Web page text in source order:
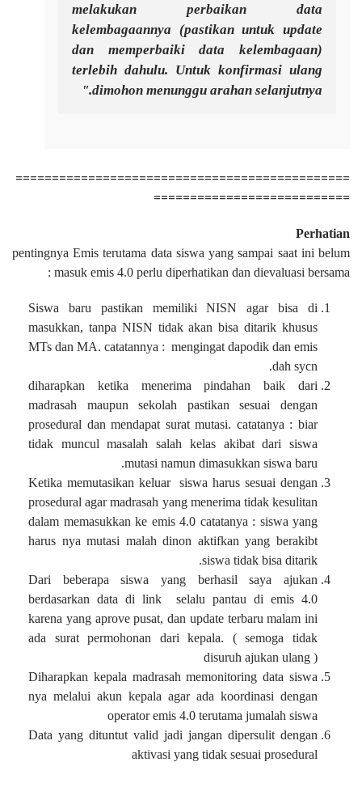
melakukan perbaikan data
kelembagaannya (pastikan untuk update
dan memperbaiki data kelembagaan)
terlebih dahulu. Untuk konfirmasi ulang
dimohon menunggu arahan selanjutnya."
==============================================
===========================
Perhatian
pentingnya Emis terutama data siswa yang sampai saat ini belum
masuk emis 4.0 perlu diperhatikan dan dievaluasi bersama :
Siswa baru pastikan memiliki NISN agar bisa di
masukkan, tanpa NISN tidak akan bisa ditarik khusus
MTs dan MA. catatannya : mengingat dapodik dan emis
dah sycn.
diharapkan ketika menerima pindahan baik dari
madrasah maupun sekolah pastikan sesuai dengan
prosedural dan mendapat surat mutasi. catatanya : biar
tidak muncul masalah salah kelas akibat dari siswa
mutasi namun dimasukkan siswa baru.
Ketika memutasikan keluar siswa harus sesuai dengan
prosedural agar madrasah yang menerima tidak kesulitan
dalam memasukkan ke emis 4.0 catatanya : siswa yang
harus nya mutasi malah dinon aktifkan yang berakibt
siswa tidak bisa ditarik.
Dari beberapa siswa yang berhasil saya ajukan
berdasarkan data di link selalu pantau di emis 4.0
karena yang aprove pusat, dan update terbaru malam ini
ada surat permohonan dari kepala. ( semoga tidak
disuruh ajukan ulang )
Diharapkan kepala madrasah memonitoring data siswa
nya melalui akun kepala agar ada koordinasi dengan
operator emis 4.0 terutama jumalah siswa
Data yang dituntut valid jadi jangan dipersulit dengan
aktivasi yang tidak sesuai prosedural